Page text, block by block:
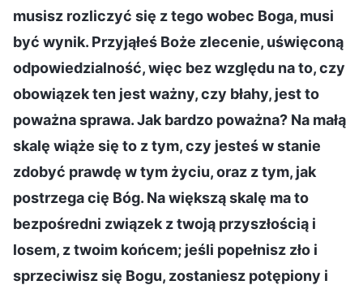
musisz rozliczyć się z tego wobec Boga, musi
być wynik. Przyjąłeś Boże zlecenie, uświęconą
odpowiedzialność, więc bez względu na to, czy
obowiązek ten jest ważny, czy błahy, jest to
poważna sprawa. Jak bardzo poważna? Na małą
skalę wiąże się to z tym, czy jesteś w stanie
zdobyć prawdę w tym życiu, oraz z tym, jak
postrzega cię Bóg. Na większą skalę ma to
bezpośredni związek z twoją przyszłością i
losem, z twoim końcem; jeśli popełnisz zło i
sprzeciwisz się Bogu, zostaniesz potępiony i